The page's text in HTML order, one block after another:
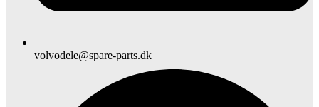
volvodele@spare-parts.dk